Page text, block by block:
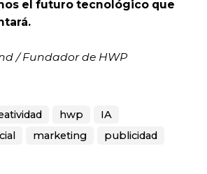
el futuro tecnológico que
/ Fundador de HWP
hwp
IA
marketing
publicidad